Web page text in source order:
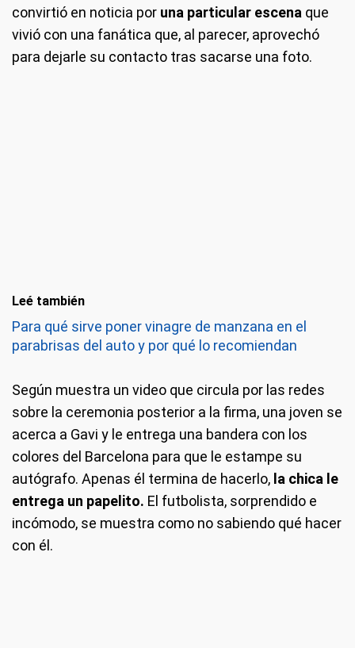
convirtió en noticia por una particular escena que
vivió con una fanática que, al parecer, aprovechó
para dejarle su contacto tras sacarse una foto.
Leé también
Para qué sirve poner vinagre de manzana en el
parabrisas del auto y por qué lo recomiendan
Según muestra un video que circula por las redes
sobre la ceremonia posterior a la firma, una joven se
acerca a Gavi y le entrega una bandera con los
colores del Barcelona para que le estampe su
autógrafo. Apenas él termina de hacerlo, la chica le
entrega un papelito. El futbolista, sorprendido e
incómodo, se muestra como no sabiendo qué hacer
con él.